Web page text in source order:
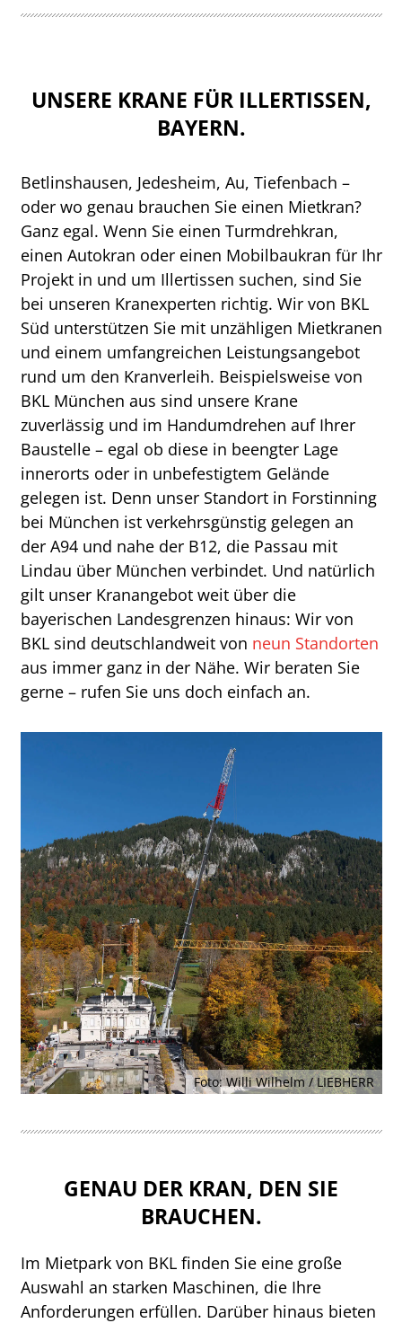
UNSERE KRANE FÜR ILLERTISSEN,
BAYERN.
Betlinshausen, Jedesheim, Au, Tiefenbach –
oder wo genau brauchen Sie einen Mietkran?
Ganz egal. Wenn Sie einen Turmdrehkran,
einen Autokran oder einen Mobilbaukran für Ihr
Projekt in und um Illertissen suchen, sind Sie
bei unseren Kranexperten richtig. Wir von BKL
Süd unterstützen Sie mit unzähligen Mietkranen
und einem umfangreichen Leistungsangebot
rund um den Kranverleih. Beispielsweise von
BKL München aus sind unsere Krane
zuverlässig und im Handumdrehen auf Ihrer
Baustelle – egal ob diese in beengter Lage
innerorts oder in unbefestigtem Gelände
gelegen ist. Denn unser Standort in Forstinning
bei München ist verkehrsgünstig gelegen an
der A94 und nahe der B12, die Passau mit
Lindau über München verbindet. Und natürlich
gilt unser Kranangebot weit über die
bayerischen Landesgrenzen hinaus: Wir von
BKL sind deutschlandweit von neun Standorten
aus immer ganz in der Nähe. Wir beraten Sie
gerne – rufen Sie uns doch einfach an.
Foto: Willi Wilhelm / LIEBHERR
GENAU DER KRAN, DEN SIE
BRAUCHEN.
Im Mietpark von BKL finden Sie eine große
Auswahl an starken Maschinen, die Ihre
Anforderungen erfüllen. Darüber hinaus bieten